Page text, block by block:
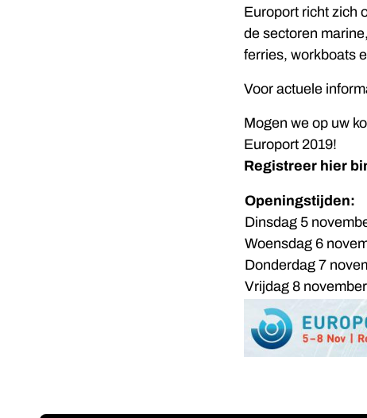
Europort richt zich
de sectoren
ferries, workboats
Voor actuele
Mogen we op uw
Europort 2019!
Registreer hier
Openingstijden:
Dinsdag 5
Woensdag 6
Donderdag 7
Vrijdag 8 november